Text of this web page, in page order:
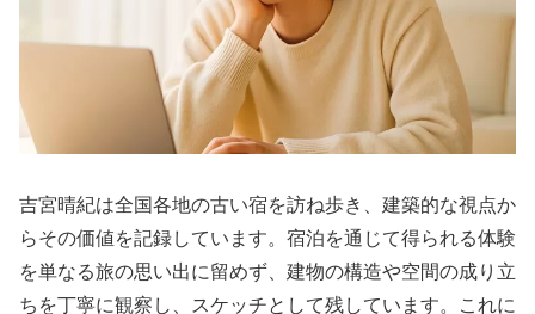
吉宮晴紀は全国各地の古い宿を訪ね歩き、建築的な視点か
らその価値を記録しています。宿泊を通じて得られる体験
を単なる旅の思い出に留めず、建物の構造や空間の成り立
ちを丁寧に観察し、スケッチとして残しています。これに